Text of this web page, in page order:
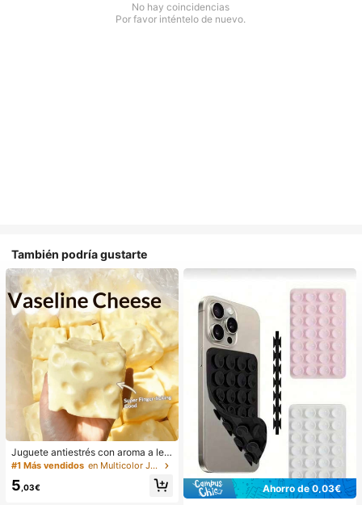
No hay coincidencias
Por favor inténtelo de nuevo.
También podría gustarte
Juguete antiestrés con aroma a lec
he dulce de TPR suave y esponjoso
rtido y lindo de 5 cm para apretar, re
#1 Más vendidos en Multicolor Juguetes para apretar para adolescen
5 ,03€
Ahorro de 0,03€